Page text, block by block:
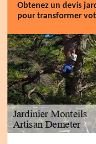
Obtenez un devis
pour transformer